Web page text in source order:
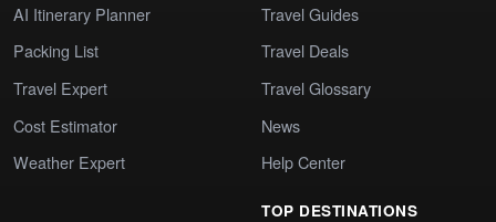
AI Itinerary Planner
Packing List
Travel Expert
Cost Estimator
Weather Expert
Travel Guides
Travel Deals
Travel Glossary
News
Help Center
TOP DESTINATIONS